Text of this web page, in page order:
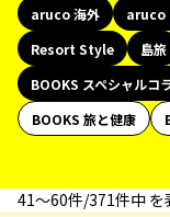
aruco 海外
aruco
Resort Style
島旅
BOOKS スペシャルコ
BOOKS 旅と健康
41〜60件/371件中 を